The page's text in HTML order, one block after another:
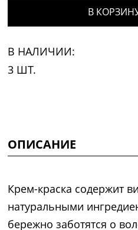
В
В НАЛИЧИИ:
3 ШТ.
ОПИСАНИЕ
Крем-краска содержит
натуральными
бережно заботятся о